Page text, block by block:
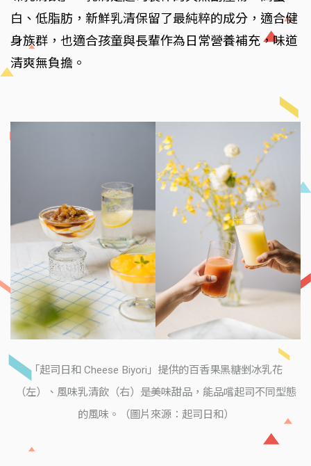
白、低脂肪，新鮮乳清保留了最純粹的成分，適合健
身族群，也適合孩童與長輩作為日常營養補充，味道
清爽無負擔。
「起司日和 Cheese Biyori」提供的百香果黑糖剉冰乳花
（左）、風味乳清飲（右）是美味甜品，能品嚐起司不同型態
的風味。（圖片來源：起司日和）